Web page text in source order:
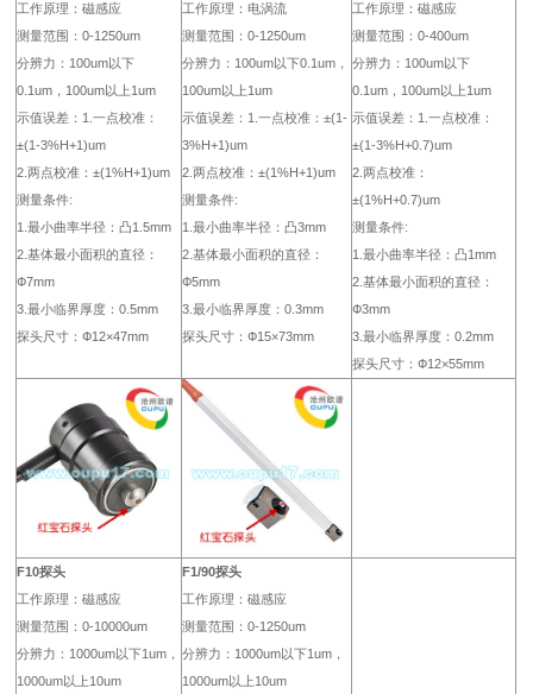
工作原理：磁感应
测量范围：0-1250um
分辨力：100um以下
0.1um，100um以上1um
示值误差：1.一点校准：
±(1-3%H+1)um
2.两点校准：±(1%H+1)um
测量条件:
1.最小曲率半径：凸1.5mm
2.基体最小面积的直径：
Ф7mm
3.最小临界厚度：0.5mm
探头尺寸：Ф12×47mm
工作原理：电涡流
测量范围：0-1250um
分辨力：100um以下0.1um，
100um以上1um
示值误差：1.一点校准：±(1-
3%H+1)um
2.两点校准：±(1%H+1)um
测量条件:
1.最小曲率半径：凸3mm
2.基体最小面积的直径：
Ф5mm
3.最小临界厚度：0.3mm
探头尺寸：Ф15×73mm
工作原理：磁感应
测量范围：0-400um
分辨力：100um以下
0.1um，100um以上1um
示值误差：1.一点校准：
±(1-3%H+0.7)um
2.两点校准：
±(1%H+0.7)um
测量条件:
1.最小曲率半径：凸1mm
2.基体最小面积的直径：
Ф3mm
3.最小临界厚度：0.2mm
探头尺寸：Ф12×55mm
F10探头
工作原理：磁感应
测量范围：0-10000um
分辨力：1000um以下1um，
1000um以上10um
F1/90探头
工作原理：磁感应
测量范围：0-1250um
分辨力：1000um以下1um，
1000um以上10um